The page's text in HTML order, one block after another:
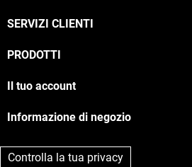
SERVIZI CLIENTI
PRODOTTI
Il tuo account
Informazione di negozio
Controlla la tua privacy